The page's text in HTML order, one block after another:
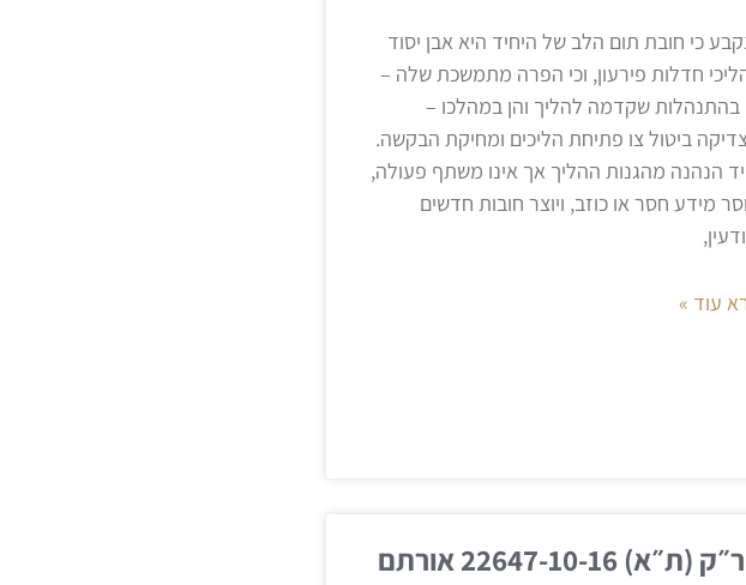
כי חובת תום הלב של היחיד היא אבן יסוד
חדלות פירעון, וכי הפרה מתמשכת שלה –
בהתנהלות שקדמה להליך והן במהלכו –
ביטול צו פתיחת הליכים ומחיקת הבקשה.
הנהנה מהגנות ההליך אך אינו משתף פעולה,
מידע חסר או כוזב, ויוצר חובות חדשים
עוד »
פר״ק (ת״א) 22647-10-16 אורתם